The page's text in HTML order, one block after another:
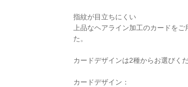
指紋が目立ちにくい
上品なヘアライン加工のカードをご
た。
カードデザインは2種からお選びくだ
カードデザイン：